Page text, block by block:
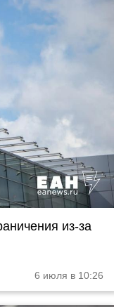
из-за
6 июля в 10:26